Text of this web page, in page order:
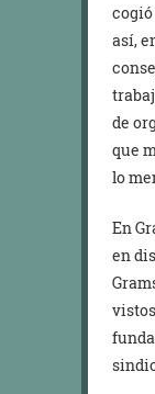
cogió
así,
de
que
lo
En
en